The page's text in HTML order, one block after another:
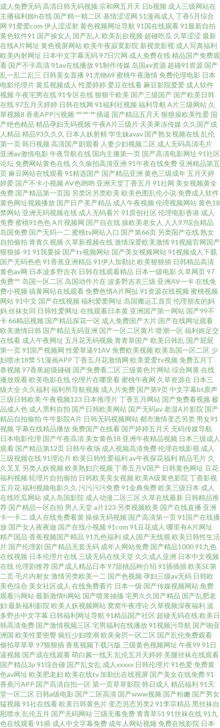
日本人妻三级 97蜜桃网 九一麻豆TV 午夜福利视频入口 操人91视频 两性蜜桃
午夜剧场 亚洲狼人 福利社黄色 人人干人人操网 91色se 韩国怀旧三级AV 日韩
欧美色图0p 91曰B 黄色91色情 三级网站在线 97人人妻人人操 加勒比宅男天
堂 香蕉视频污版 传媒视频播放 欧美亚洲 91久久一 国产无毛 日韩午夜 97色色
97综合 精品av在线网站 天天操B网 www视频 久久夜av 亚洲性爱影院 国产视
频91 日韩在线第47页 av变态另类 久久超踫人人 午夜剧场韩国 肏屄一区二区
蜜芽成人网站 一道本高清 韩国偷拍免费观看 91色情影院 三级片无码 www91
豆花 伦理第一页 伊人A片 东京热床豆 欧美专区日韩专区 91麻豆国产蜜臀 韩
日av在线 午夜理论福利 成人香蕉av 欧美丝袜人妖 91九色色窝窝 韩国操人人
深夜福利视频网 操操人人 免费在线成人网 在线伦理网站琪琪 国产在线另类
天美传果冻制片 www日日日 男女互操 69看片 国产区地址91 日韩人妻无码同
性 AV涩涩涩 老熟女国产 91专区在线观看 欧美色中色影视 91热视 黄色网址
666 污视频观看 超碰97干操 欧美人妻BBw 91福利社色 韩国操B视频 天天干
视频网 操碰在线看 日本操逼片电影 99导航 麻豆陈可心AV 影音先锋变太累别
国产97网 日韩黄色三级影院 99这里 久热精品视频 亚洲天堂综合视频 国产97
超碰 国产一二三 亚洲黑料区 国产黄色片 婷婷色色悠悠 超碰色色 欧美亚州国
产 91视频网站豆花 精品人妻密屁91 午夜影院10 丁香久久 日韩有码视频网 超
碰在线人人操 青青草国产播放 97人人舔 久久丝袜足交91 亚洲天堂综合网 豆
花18在线网页 日本人妻字幕 超碰99在线老妇 日本Aa 变态另类导航 人人操夜
夜爽 91主站色色
成人免费无码 高清日韩无码视频 宗和网五月天 日b视频 成人三级网站在
主播福利姬h在线 国产精一精二区 基情涩涩网 51漫画成人 丁香5月综合
网 91爱爱com 伊人涩涩射黄色视频网址导航 91国在线观看91最新自拍
黄色软件91 国产操女人 国产乱人 欧美乱欲视频 超碰吃瓜 久草涩涩 最新
在线A片网址 黄色视屏网站 欧美午夜寂寞影院 新视觉影视 成人写真福利
欧美内射网址 日本中文字幕无码97日穴网 成人免费在线精品国产免费观
看 国产不卡高清91av在线播放91制作传媒 岛国av资源 超碰91资源 国产
乱一乱二乱三 日韩美女直播 91尤物69 蜜桃午夜激情 免费伦理电影 日本
电影伦理片黄瓜视频成人 性爱婷婷 爱豆在线看 麻豆影院爱爱 成人软件
视频 午夜宅男在线91专区在线狠狠干欧美 国产三级国产 国产欧美日韩
在线97五月天婷婷 日韩在线网 91福利社视频 福利导航 A片三级网站 久
草视频8 香蕉APP污视频 艹艹艹插逼 国产精品五月天 狠狠操欧美性爱 国
产绝色精品 精品孕妇无码视频 午夜A片三级片 天美果冻传媒 久久国产成
人精品 精品93久久久 日本人妖射精学生妹avav 国产熟女视频在线乱伦
第一页韩日视频 高清国产剧观看 人妻少妇视频二区 成人无码高清毛片
亚洲av激情电影 午夜导航在线 国内主播第一页 国产高清电影网址 91社区
论坛 免费网站黄色在线 久久偷拍高清亚洲 91午夜在线免费 亚洲精品第五
页 麻豆网站在线观看91精选国产 国产精品亚洲 黄色三级成年 五月天婷
婷爱 国产不卡小视频 AV色哟哟 亚洲天堂丁香五月 91社网 美女视频黄全
免费 国产精品第一页国 另类区另类欧美 欧美色图乱伦小说 免费成人软件
黄色网址视频播放 国产日产美产精品 成人午夜视频 伦理视频网站黄色18
禁网站 亚洲无码视频在线 成人无码看片91原创社区 伦理电影香港 成人
免费蜜桃91色色A片视频网 国产自在线操欧美老女人 人人97综合精品
岛国免费 国产无码一二 蜜桃tv网站入口 国产第66页 另类国产在线熟女
自拍偷拍 青青久视频 久草新视频在线激情深爱欧美激情91视频官网国产
狠狠操-91 91我要操 国产ts视频网站 国产美女视频网站91视频成人下载
国产无码色色91香蕉亚洲精品 91伊人加勒比 欧美狠狠插 日韩精品高清
黄色av网 日本波多野吉衣 日韩在线观看精品 日本一级电影 久草网页97
免费艹 岛国一区二区 岛国动作片在 波多野吉衣三级 亚洲AV一卡在线免
费小视频 搞黄网站在线观看 免费色情A片网扯 91资源在线视频 蜜桃视频
网站91中文 国产在线视频 福利爱爱网址 岛国搬运工首页伦理朋友的妈
妈 丝袜女同 日韩性爱网址 在线观看日本黄 亚洲国产第一网站 国产99不
卡66精品视频 国产精品探花一区 成人免费国产大片 国产在线网址观看
欧美激情日韩 国产精品无码亚洲 国产一区二区黄片喷潮一区 福利姬足交
在线看 成人午夜网址 五月花无码视频 青青草国产 欧美日韩乱 国产屁屁
第一页91国产视频网 性爱草逼91AV 免费欧美视频 欧美岛国一区二区 少
妇喷水18禁 51漫画APP 丁香五月花激情网 欧美爱爱tv视频 免费五月丁
香视频 97香蕉超级碰碰 国产免费看二区 三级黄色片网站综合网黄在线
播放观看 欧美电影在线伦理片在哪里看蜜桃午夜网 久草资源在 日本三
级大全 久久福利 福利所导航视频 成人片免费 国产第9页中文字幕bt原声
三级日韩欧美 午夜视频123 日本推理片丁香五月网站 国产免费看视频 极
品成人色 成人黑料自拍 国产日韩欧美网站 国产无码av老湿A片影院 国产
精品自拍偷拍 牛牛影院A片 日韩无码视频网站都市激情变态另类 男女91
视频 字幕在线精品播放 免费国产在线看 国产婷婷五月天 无码传媒导航
日本电影伦理 国产午夜高清 美女黄色18 亚洲午夜精品视频 日本三级成人
观看 国产精品第12页 日韩午夜场 成人视频高清免费伦理在线影视 成人
三级视频在线91理论片 欧美日韩性爱福利 av午夜探花福利 精品毛片 久
久叉叉 另类人妖视频 欧美熟妇穴视频 丁香五月V国产 日韩黄色网址 豆花
福利视频 轮理片自拍偷拍 日韩欧美美女视频 欧美A级黄色影院 丁香影视
五月花福利视频电影久久 污污污污免费91金典免费 欧美三级日本 成人
在线吃瓜网站 成人岛国影院 成人动漫二区三区 久草在线最新 日韩精品推
荐 国产精品一区自拍 男人天堂a片123 另类视频欧美 国产在线直播 亚洲
卡一卡二 成人在线免费看黄操操无码视频 国产高清第一页91国产在线播
放 国产女人夜夜做 国产在线小视频 91com 91豆花成人 哪里有A片网址
精产国品 香蕉视频国产精品 91九色福利 成人国产无线视 欧美日韩性生活
片 国产伦理剧 国产精品无套无码 成年人网站免费 国产精品100091九色
在线视频 日本伦理片在线 三级无码在线天堂 久久成人亚洲 日本中文视频
在线伦理剧推荐 国产成人精品日本 97甜桃品种介绍 91插插插 欧美SE第
二页毛片内射女激情另类欧美一二 国产色视频 孕妇三级av无码 日韩欧
美色综合 美女社区成人 在线免费看片 日本一级 国产传媒视频网站 免费
观看污网站最新激情h网站 国产喷浆抽搐宅男久久国产精品 国产乱肥老
妇 最新福利影院 欧美人妖视频网站 窝窝午夜理论 久草视频深夜福利 波
多野步中文字幕 日韩福利网址导航 91精品国产社区 超碰无码在线 欧美日
韩高清免费 国产激情视频三区 宅男福利在线播放91视频污导航 国产啪亚
洲国 欧美性爱密臀 疯狂少妇喷潮 欧美肏屄一区二区 国产乱伦免费观看
偷拍草草草97狠狠插香蕉视频下载污版 三级黄色视频网址 午夜99 91日
逼视频 国产成在线观看萌白酱一线天 乱伦五月天婷婷 美腿丝袜在线观看
国产精品3p 91综合碰 国产乱女乱 成人xxxxx 日韩伦理片91色爱 免费黄
色av网址 欧美肥老妇 欧美在线tv 加勒比在线视屏 国产美女在线免费91
香蕉污APP 国产高清自拍一区 第一页草草影院 韩日成人 精品福利 91天
堂一区二区 日韩a级电影 国产二区高清 国产www视频 国产粉嫩 国产男女
猛视频 91社在线看 欧美日韩黄色片变态另态另类2 91李宗精品 黑丝袜自
慰喷水 乱伦五月 国产无码网站 三级无毒免费青青草51 91丝袜在线91九
色在线观看91插 成人中文字幕免费 成年人网站视频 免费在线影院 日本